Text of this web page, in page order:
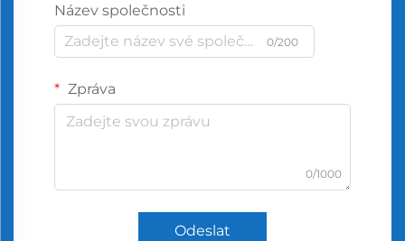
Název společnosti
0/200
Zpráva
0/1000
Odeslat